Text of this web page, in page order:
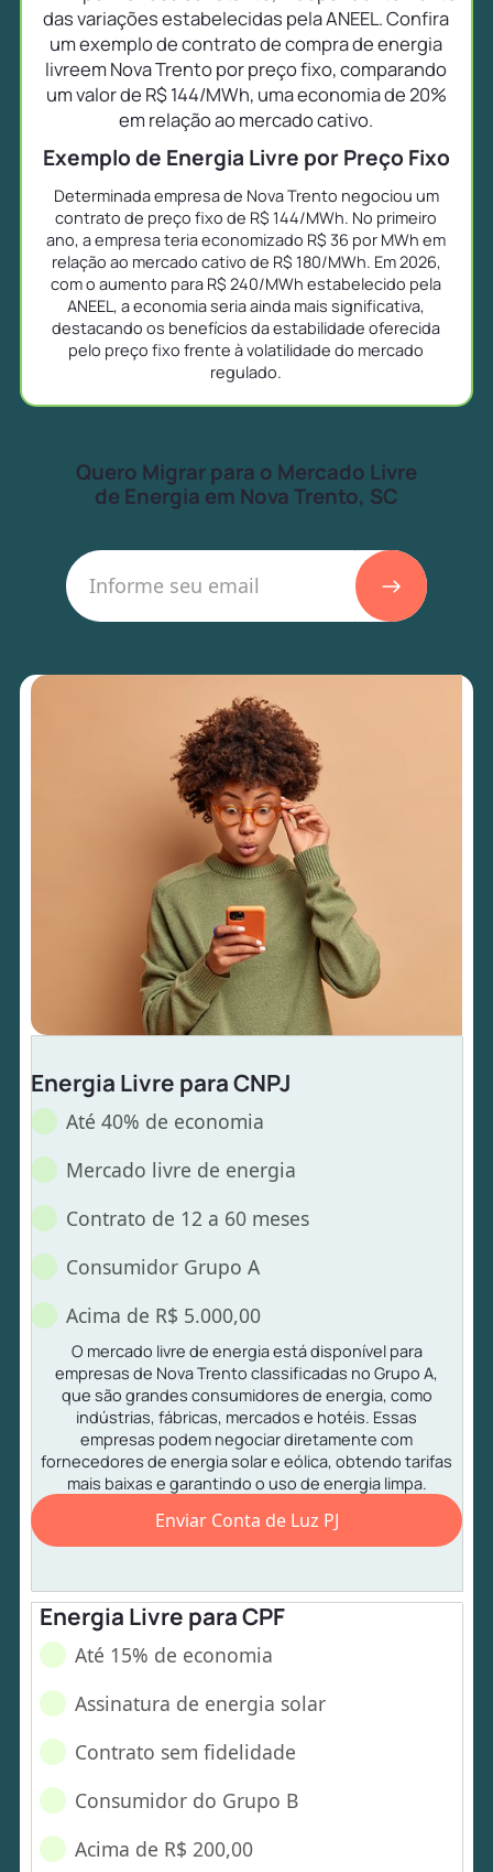
das variações estabelecidas pela ANEEL. Confira
um exemplo de contrato de compra de energia
livreem Nova Trento por preço fixo, comparando
um valor de R$ 144/MWh, uma economia de 20%
em relação ao mercado cativo.
Exemplo de Energia Livre por Preço Fixo
Determinada empresa de Nova Trento negociou um
contrato de preço fixo de R$ 144/MWh. No primeiro
ano, a empresa teria economizado R$ 36 por MWh em
relação ao mercado cativo de R$ 180/MWh. Em 2026,
com o aumento para R$ 240/MWh estabelecido pela
ANEEL, a economia seria ainda mais significativa,
destacando os benefícios da estabilidade oferecida
pelo preço fixo frente à volatilidade do mercado
regulado.
Quero Migrar para o Mercado Livre
de Energia em Nova Trento, SC
Energia Livre para CNPJ
Até 40% de economia
Mercado livre de energia
Contrato de 12 a 60 meses
Consumidor Grupo A
Acima de R$ 5.000,00
O mercado livre de energia está disponível para
empresas de Nova Trento classificadas no Grupo A,
que são grandes consumidores de energia, como
indústrias, fábricas, mercados e hotéis. Essas
empresas podem negociar diretamente com
fornecedores de energia solar e eólica, obtendo tarifas
mais baixas e garantindo o uso de energia limpa.
Enviar Conta de Luz PJ
Energia Livre para CPF
Até 15% de economia
Assinatura de energia solar
Contrato sem fidelidade
Consumidor do Grupo B
Acima de R$ 200,00